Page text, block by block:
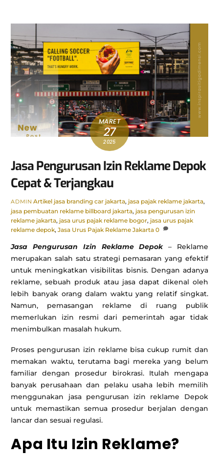
MARET
27
2025
Jasa Pengurusan Izin Reklame Depok
Cepat & Terjangkau
ADMIN Artikel jasa branding car jakarta, jasa pajak reklame jakarta,
jasa pembuatan reklame billboard jakarta, jasa pengurusan izin
reklame jakarta, jasa urus pajak reklame bogor, jasa urus pajak
reklame depok,Jasa Urus Pajak Reklame Jakarta 0
Jasa Pengurusan Izin Reklame Depok– Reklame
merupakan salah satu strategi pemasaran yang efektif
untuk meningkatkan visibilitas bisnis. Dengan adanya
reklame, sebuah produk atau jasa dapat dikenal oleh
lebih banyak orang dalam waktu yang relatif singkat.
Namun, pemasangan reklame di ruang publik
memerlukan izin resmi dari pemerintah agar tidak
menimbulkan masalah hukum.
Proses pengurusan izin reklame bisa cukup rumit dan
memakan waktu, terutama bagi mereka yang belum
familiar dengan prosedur birokrasi. Itulah mengapa
banyak perusahaan dan pelaku usaha lebih memilih
menggunakan jasa pengurusan izin reklame Depok
untuk memastikan semua prosedur berjalan dengan
lancar dan sesuai regulasi.
Apa Itu Izin Reklame?